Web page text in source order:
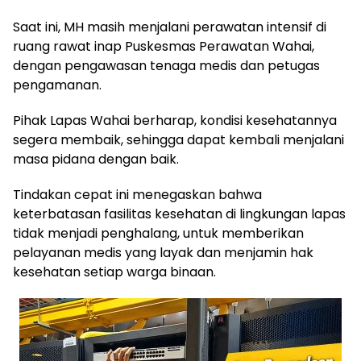
Saat ini, MH masih menjalani perawatan intensif di
ruang rawat inap Puskesmas Perawatan Wahai,
dengan pengawasan tenaga medis dan petugas
pengamanan.
Pihak Lapas Wahai berharap, kondisi kesehatannya
segera membaik, sehingga dapat kembali menjalani
masa pidana dengan baik.
Tindakan cepat ini menegaskan bahwa
keterbatasan fasilitas kesehatan di lingkungan lapas
tidak menjadi penghalang, untuk memberikan
pelayanan medis yang layak dan menjamin hak
kesehatan setiap warga binaan.